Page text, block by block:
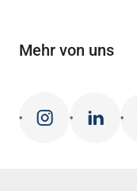
Mehr von uns